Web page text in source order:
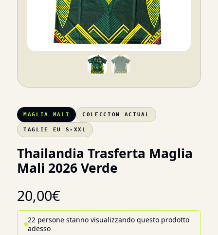
MAGLIA MALI COLECCION ACTUAL
TAGLIE EU S-XXL
Thailandia Trasferta Maglia
Mali 2026 Verde
20,00€
22 persone stanno visualizzando questo prodotto
adesso